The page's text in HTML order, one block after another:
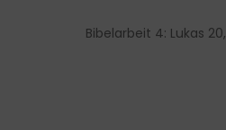
Bibelarbeit 4: Lukas